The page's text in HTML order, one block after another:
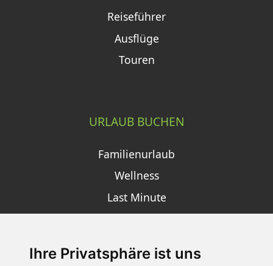
Ihre Privatsphäre ist uns
Reiseführer
Ausflüge
Touren
URLAUB BUCHEN
Familienurlaub
Wellness
Last Minute
SCHNEEHÖHEN SKI APP